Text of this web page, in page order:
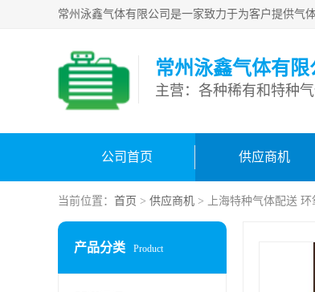
常州泳鑫气体有限
主营：各种稀有和特种
公司首页 供应商机
当前位置： 首页 > 供应商机 > 上海特种气体配送 环
产品分类 Product